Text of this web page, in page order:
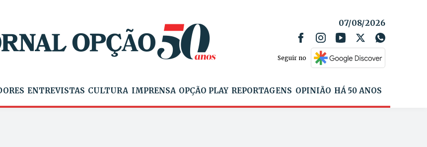
07/08/2026
Seguir no
ENTREVISTAS CULTURA IMPRENSA OPÇÃO PLAY REPORTAGENS OPINIÃO HÁ 50 ANOS